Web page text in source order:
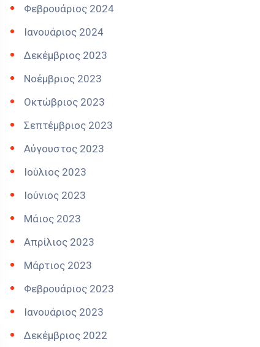
Φεβρουάριος 2024
Ιανουάριος 2024
Δεκέμβριος 2023
Νοέμβριος 2023
Οκτώβριος 2023
Σεπτέμβριος 2023
Αύγουστος 2023
Ιούλιος 2023
Ιούνιος 2023
Μάιος 2023
Απρίλιος 2023
Μάρτιος 2023
Φεβρουάριος 2023
Ιανουάριος 2023
Δεκέμβριος 2022